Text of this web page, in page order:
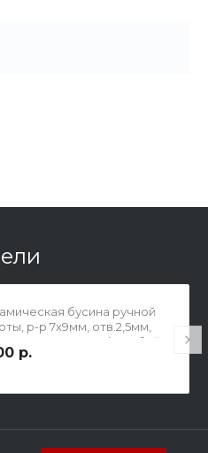
бусина ручной
р-р 7х9мм, отв.2,5мм,
волны на закате (голубой,
синий, сетло-
р.